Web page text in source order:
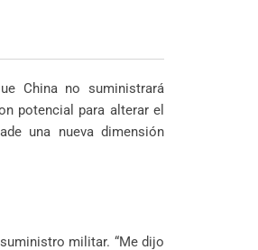
China no suministrará
potencial para alterar el
una nueva dimensión
militar. “Me dijo